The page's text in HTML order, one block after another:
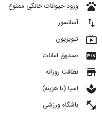
pets ورود حیوانات خانگی ممنوع
import_export آسانسور
live_tv تلویزیون
fiber_pin صندوق امانات
store نظافت روزانه
spa اسپا (با هزینه)
fitness_center باشگاه ورزشی